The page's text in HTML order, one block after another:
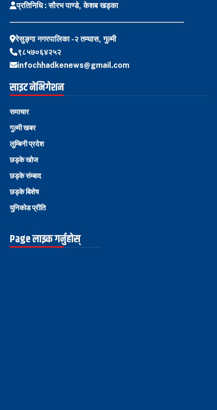
प्रतिनिधि : सौरभ पाण्डे, केशब खड्का
रेसुङ्गा नगरपालिका -२ तम्घास, गुल्मी
९८५७०६४२५२
infochhadkenews@gmail.com
साइट नेभिगेशन
समाचार
गुल्मी खबर
लुम्बिनी प्रदेश
छड्के खोज
छड्के संम्बाद
छड्के बिशेष
युनिकोड प्रीति
Page लाइक गर्नुहोस्